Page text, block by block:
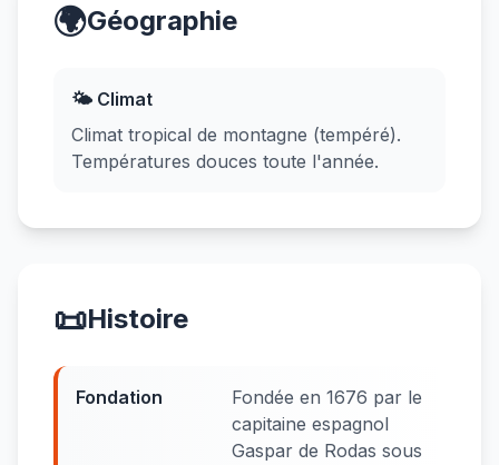
🌍Géographie
🌤️ Climat
Climat tropical de montagne (tempéré).
Températures douces toute l'année.
📜Histoire
Fondation
Fondée en 1676 par le
capitaine espagnol
Gaspar de Rodas sous